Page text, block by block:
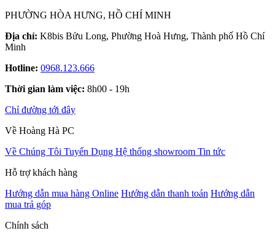
PHƯỜNG HÒA HƯNG, HỒ CHÍ MINH
Địa chỉ: K8bis Bửu Long, Phường Hoà Hưng, Thành phố Hồ Chí
Minh
Hotline: 0968.123.666
Thời gian làm việc: 8h00 - 19h
Chỉ đường tới đây
Về Hoàng Hà PC
Về Chúng Tôi Tuyển Dụng Hệ thống showroom Tin tức
Hỗ trợ khách hàng
Hướng dẫn mua hàng Online Hướng dẫn thanh toán Hướng dẫn
mua trả góp
Chính sách